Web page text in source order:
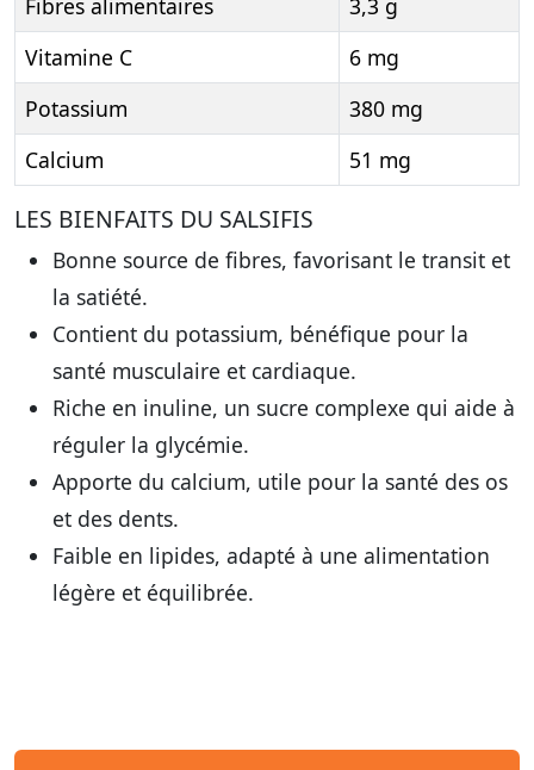
Fibres alimentaires
3,3 g
Vitamine C
6 mg
Potassium
380 mg
Calcium
51 mg
LES BIENFAITS DU SALSIFIS
Bonne source de fibres, favorisant le transit et
la satiété.
Contient du potassium, bénéfique pour la
santé musculaire et cardiaque.
Riche en inuline, un sucre complexe qui aide à
réguler la glycémie.
Apporte du calcium, utile pour la santé des os
et des dents.
Faible en lipides, adapté à une alimentation
légère et équilibrée.